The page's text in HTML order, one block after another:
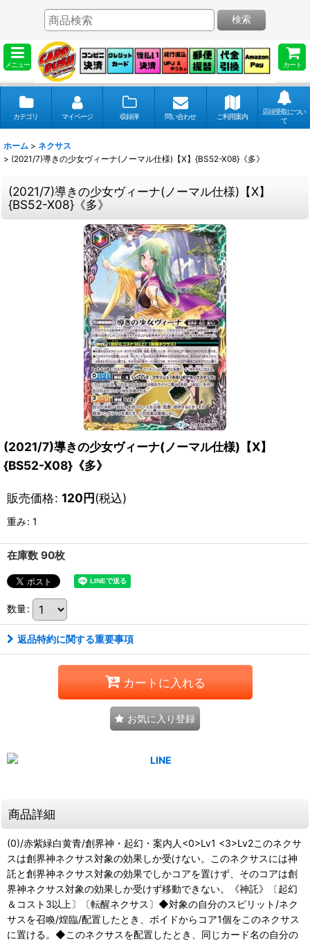
メニュー カート
検索
カテゴリ マイページ 収録弾 問い合わせ ご利用案内
店頭受取につい
て
ホーム > ネクサス
> (2021/7)導きの少女ヴィーナ(ノーマル仕様)【X】{BS52-X08}《多》
(2021/7)導きの少女ヴィーナ(ノーマル仕様)【X】
{BS52-X08}《多》
(2021/7)導きの少女ヴィーナ(ノーマル仕様)【X】
{BS52-X08}《多》
販売価格: 120円(税込)
重み: 1
在庫数 90枚
数量:
返品特約に関する重要事項
カートに入れる
お気に入り登録
商品詳細
(0)/赤紫緑白黄青/創界神・起幻・案内人<0>Lv1 <3>Lv2このネクサ
スは創界神ネクサス対象の効果しか受けない。このネクサスには神
託と創界神ネクサス対象の効果でしかコアを置けず、そのコアは創
界神ネクサス対象の効果しか受けず移動できない。《神託》〔起幻
＆コスト3以上〕〔転醒ネクサス〕◆対象の自分のスピリット/ネク
サスを召喚/煌臨/配置したとき、ボイドからコア1個をこのネクサス
に置ける。◆このネクサスを配置したとき、同じカード名の自分の